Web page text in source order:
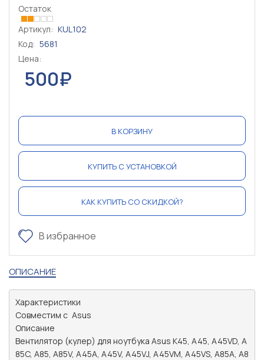
Остаток
Артикул: KUL102
Код: 5681
Цена:
500₽
В КОРЗИНУ
КУПИТЬ С УСТАНОВКОЙ
КАК КУПИТЬ СО СКИДКОЙ?
В избранное
ОПИСАНИЕ
Характеристики
Совместим с	Asus
Описание
Вентилятор (кулер) для ноутбука Asus K45, A45, A45VD, A
85C, A85, A85V, A45A, A45V, A45VJ, A45VM, A45VS, A85A, A8